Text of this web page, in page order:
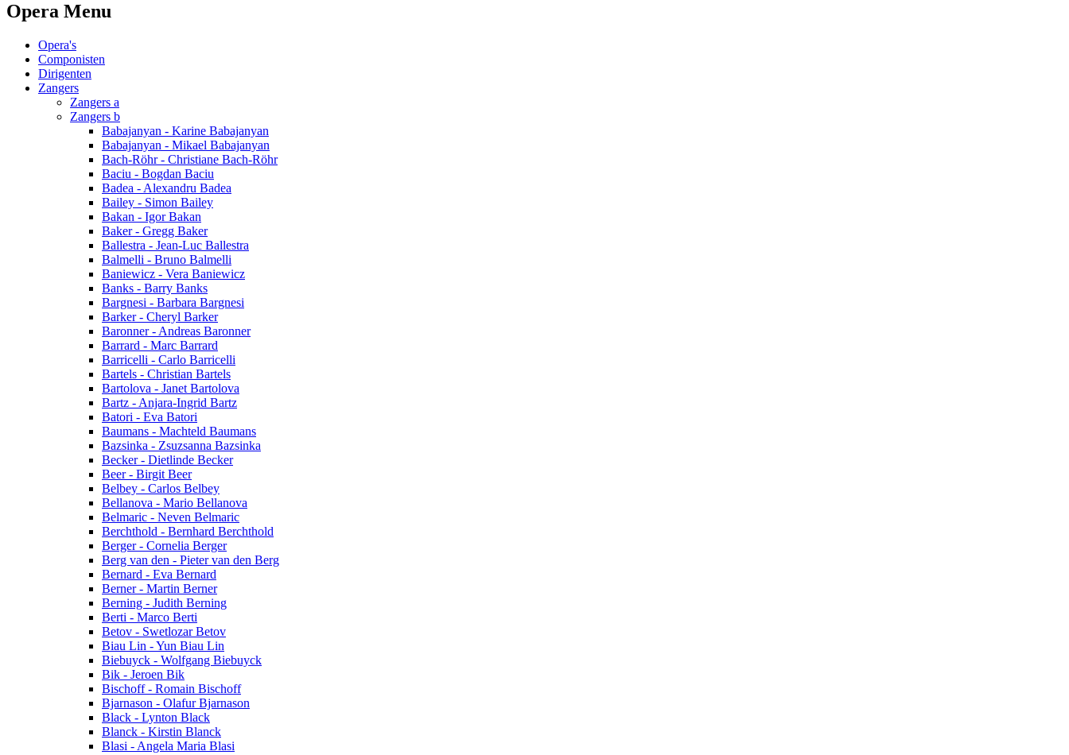
Opera Menu
Opera's
Componisten
Dirigenten
Zangers
Zangers a
Zangers b
Babajanyan - Karine Babajanyan
Babajanyan - Mikael Babajanyan
Bach-Röhr - Christiane Bach-Röhr
Baciu - Bogdan Baciu
Badea - Alexandru Badea
Bailey - Simon Bailey
Bakan - Igor Bakan
Baker - Gregg Baker
Ballestra - Jean-Luc Ballestra
Balmelli - Bruno Balmelli
Baniewicz - Vera Baniewicz
Banks - Barry Banks
Bargnesi - Barbara Bargnesi
Barker - Cheryl Barker
Baronner - Andreas Baronner
Barrard - Marc Barrard
Barricelli - Carlo Barricelli
Bartels - Christian Bartels
Bartolova - Janet Bartolova
Bartz - Anjara-Ingrid Bartz
Batori - Eva Batori
Baumans - Machteld Baumans
Bazsinka - Zsuzsanna Bazsinka
Becker - Dietlinde Becker
Beer - Birgit Beer
Belbey - Carlos Belbey
Bellanova - Mario Bellanova
Belmaric - Neven Belmaric
Berchthold - Bernhard Berchthold
Berger - Cornelia Berger
Berg van den - Pieter van den Berg
Bernard - Eva Bernard
Berner - Martin Berner
Berning - Judith Berning
Berti - Marco Berti
Betov - Swetlozar Betov
Biau Lin - Yun Biau Lin
Biebuyck - Wolfgang Biebuyck
Bik - Jeroen Bik
Bischoff - Romain Bischoff
Bjarnason - Olafur Bjarnason
Black - Lynton Black
Blanck - Kirstin Blanck
Blasi - Angela Maria Blasi